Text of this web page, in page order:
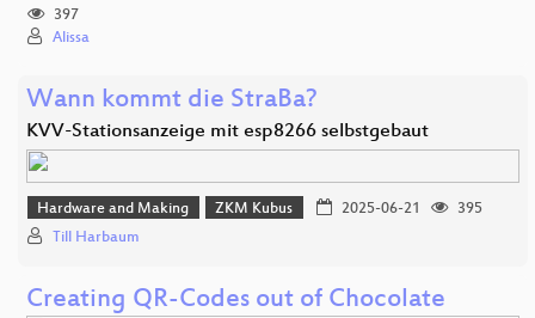
397
Alissa
Wann kommt die StraBa?
KVV-Stationsanzeige mit esp8266 selbstgebaut
Hardware and Making ZKM Kubus 2025-06-21
395
Till Harbaum
Creating QR-Codes out of Chocolate